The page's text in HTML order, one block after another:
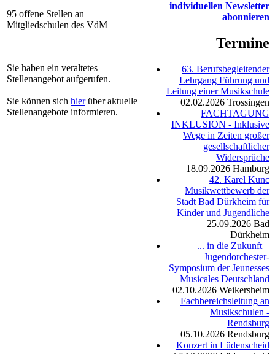
95 offene Stellen an
Mitgliedschulen des VdM
Sie haben ein veraltetes
Stellenangebot aufgerufen.
Sie können sich hierüber aktuelle
Stellenangebote informieren.
individuellen Newsletter
abonnieren
Termine
63. Berufsbegleitender
Lehrgang Führung und
Leitung einer Musikschule
02.02.2026 Trossingen
FACHTAGUNG
INKLUSION - Inklusive
Wege in Zeiten großer
gesellschaftlicher
Widersprüche
18.09.2026 Hamburg
42. Karel Kunc
Musikwettbewerb der
Stadt Bad Dürkheim für
Kinder und Jugendliche
25.09.2026 Bad
Dürkheim
... in die Zukunft –
Jugendorchester-
Symposium der Jeunesses
Musicales Deutschland
02.10.2026 Weikersheim
Fachbereichsleitung an
Musikschulen -
Rendsburg
05.10.2026 Rendsburg
Konzert in Lüdenscheid